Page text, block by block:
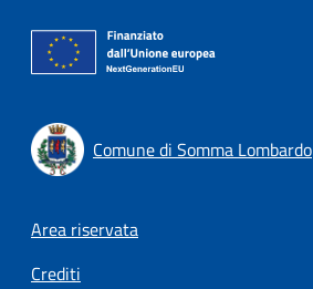
Comune di Somma Lombardo
Footer menu
Area riservata
Crediti